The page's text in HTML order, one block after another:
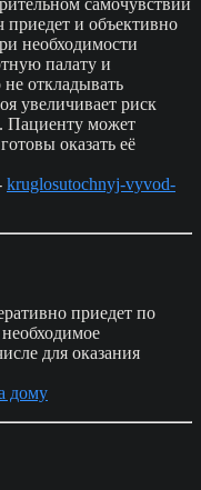
самочувствии
приедет и объективно
необходимости
палату и
откладывать
увеличивает риск
Пациенту может
оказать её
kruglosutochnyj-vyvod-
приедет по
для оказания
дому